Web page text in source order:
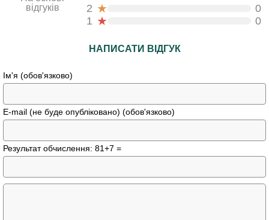
відгуків
2 ★
0
1 ★ 0
НАПИСАТИ ВІДГУК
Ім'я (обов'язково)
E-mail (не буде опубліковано) (обов'язково)
Результат обчислення: 81+7 =